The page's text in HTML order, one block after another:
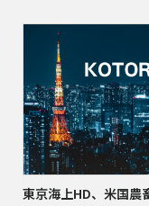
東京海上HD、米国農